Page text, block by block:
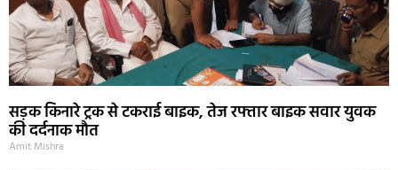
सड़क किनारे ट्रक से टकराई बाइक, तेज रफ्तार बाइक सवार युवक
की दर्दनाक मौत
Amit Mishra